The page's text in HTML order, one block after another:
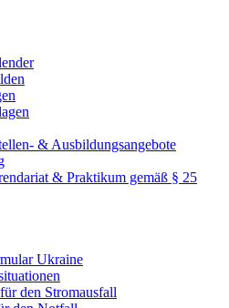
& Ausbildungsangebote
& Praktikum gemäß § 25
Ukraine
den Stromausfall